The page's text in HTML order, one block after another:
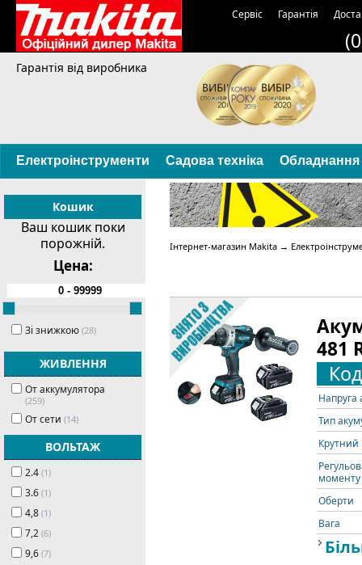
Сервіс Гарантія
Гарантія від виробника
Електроінструменти Садова техніка Обладнання
Кошик
Ваш кошик поки
порожній.
Цена:
Зі знижкою (28)
ЖИВЛЕННЯ
От аккумулятора
(259)
От сети (14)
ВОЛЬТАЖ
2.4 (1)
3.6 (1)
4,8 (1)
7,2 (6)
9,6 (7)
Інтернет-магазин Makita →
481
Напруга
Тип
Оберти
Вага